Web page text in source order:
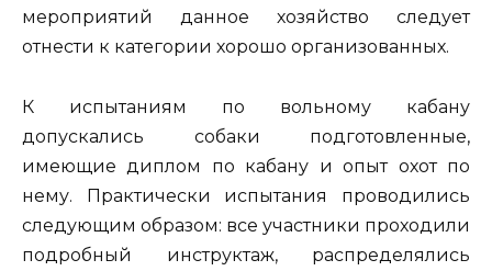
мероприятий данное хозяйство следует
отнести к категории хорошо организованных.
К испытаниям по вольному кабану
допускались собаки подготовленные,
имеющие диплом по кабану и опыт охот по
нему. Практически испытания проводились
следующим образом: все участники проходили
подробный инструктаж, распределялись